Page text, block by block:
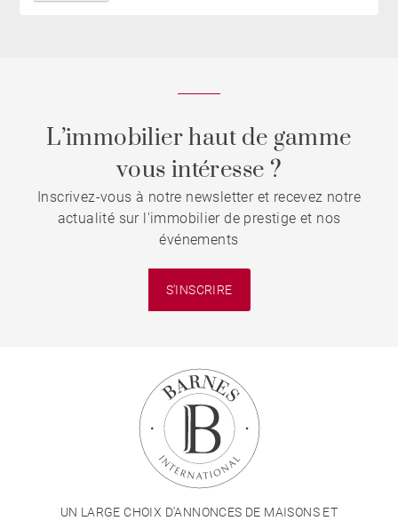
L’immobilier haut de gamme
vous intéresse ?
Inscrivez-vous à notre newsletter et recevez notre
actualité sur l'immobilier de prestige et nos
événements
S'INSCRIRE
UN LARGE CHOIX D'ANNONCES DE MAISONS ET